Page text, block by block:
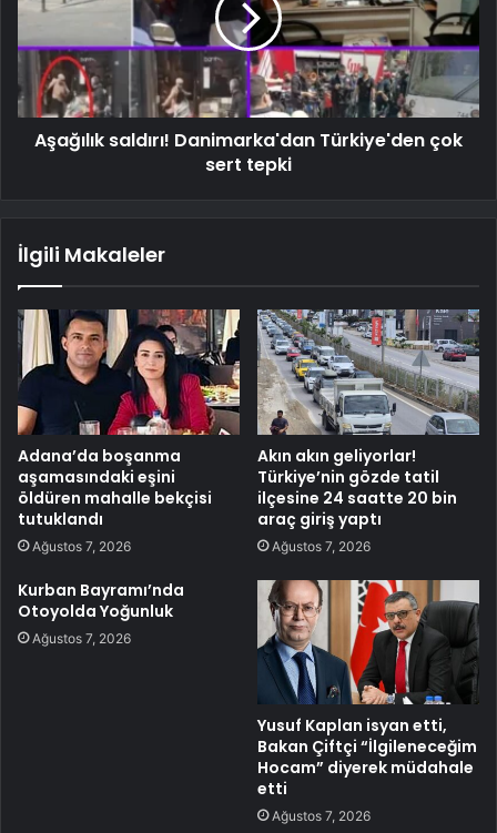
Aşağılık saldırı! Danimarka'dan Türkiye'den çok
sert tepki
İlgili Makaleler
Adana’da boşanma
aşamasındaki eşini
öldüren mahalle bekçisi
tutuklandı
Ağustos 7, 2026
Akın akın geliyorlar!
Türkiye’nin gözde tatil
ilçesine 24 saatte 20 bin
araç giriş yaptı
Ağustos 7, 2026
Kurban Bayramı’nda
Otoyolda Yoğunluk
Ağustos 7, 2026
Yusuf Kaplan isyan etti,
Bakan Çiftçi “İlgileneceğim
Hocam” diyerek müdahale
etti
Ağustos 7, 2026